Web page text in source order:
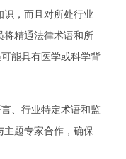
识，而且对所处行业
将精通法律术语和所
能具有医学或科学背
、行业特定术语和监
主题专家合作，确保